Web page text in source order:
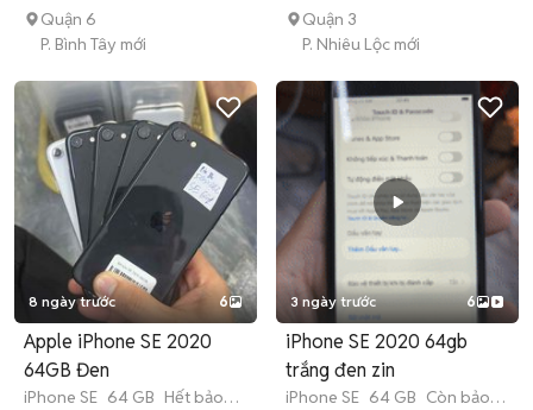
Quận 6
P. Bình Tây mới
Quận 3
P. Nhiêu Lộc mới
8 ngày trước 6
Apple iPhone SE 2020
64GB Đen
iPhone SE 64 GB Hết bảo
3 ngày trước 6
iPhone SE 2020 64gb
trắng đen zin
iPhone SE 64 GB Còn bảo